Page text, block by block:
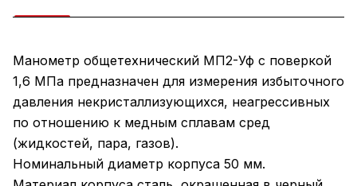
Манометр общетехнический МП2-Уф с поверкой
1,6 МПа предназначен для измерения избыточного
давления некристаллизующихся, неагрессивных
по отношению к медным сплавам сред
(жидкостей, пара, газов).
Номинальный диаметр корпуса 50 мм.